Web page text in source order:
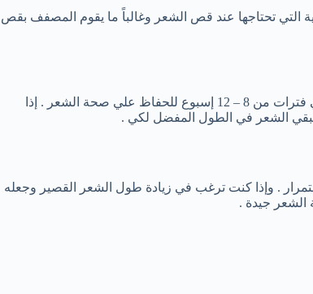
تحتاجها عند قص الشعر وغالباً ما يقوم المصفف بقص
تنطبق نفس القواعد علي الشعر المتوسط الطول وهي قص الشعر علي فترات من 8 – 12 إسبوع للحفاظ علي صحة الشعر . إذا
. وإذا كنت ترغب في زيادة طول الشعر القصير وجعله